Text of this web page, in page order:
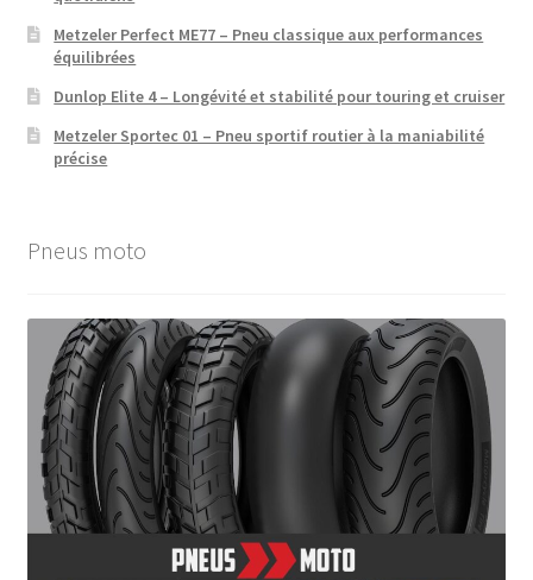
Metzeler Perfect ME77 – Pneu classique aux performances
équilibrées
Dunlop Elite 4 – Longévité et stabilité pour touring et cruiser
Metzeler Sportec 01 – Pneu sportif routier à la maniabilité
précise
Pneus moto